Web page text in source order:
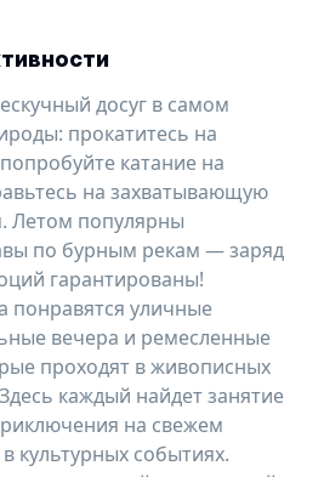
досуг в самом
прокатитесь на
катание на
на захватывающую
Летом популярны
по бурным рекам — заряд
гарантированы!
понравятся уличные
вечера и ремесленные
проходят в живописных
каждый найдет занятие
на свежем
культурных событиях.